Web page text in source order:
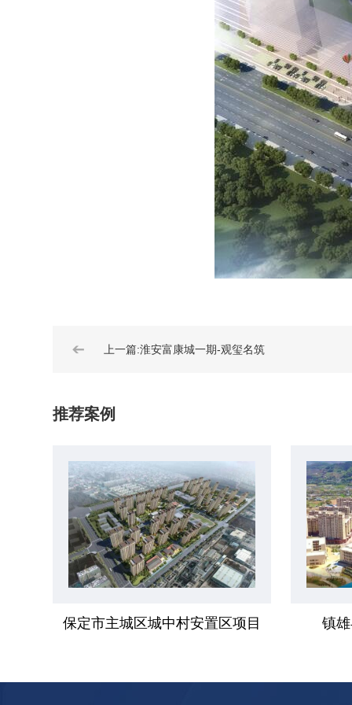
➔ 上一篇:淮安富康城一期-观玺名筑
推荐案例
保定市主城区城中村安置区项目 镇